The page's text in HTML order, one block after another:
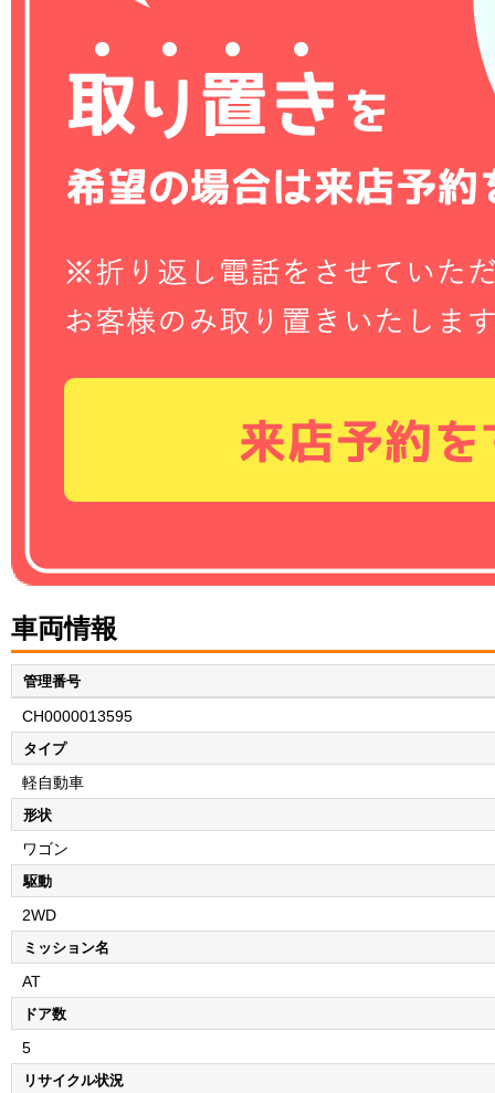
車両情報
管理番号
CH0000013595
タイプ
軽自動車
形状
ワゴン
駆動
2WD
ミッション名
AT
ドア数
5
リサイクル状況